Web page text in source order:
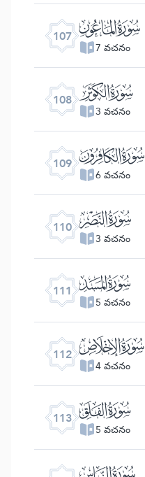
107 ﰘ
7 వచనం
108 ﰙ
3 వచనం
109 ﰚ
6 వచనం
110 ﰛ
3 వచనం
111 ﰜ
5 వచనం
112 ﰝ
4 వచనం
113 ﰞ
5 వచనం